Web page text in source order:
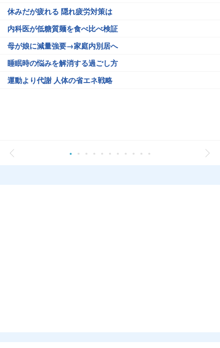
休みだが疲れる 隠れ疲労対策は
内科医が低糖質麺を食べ比べ検証
母が娘に減量強要→家庭内別居へ
睡眠時の悩みを解消する過ごし方
運動より代謝 人体の省エネ戦略